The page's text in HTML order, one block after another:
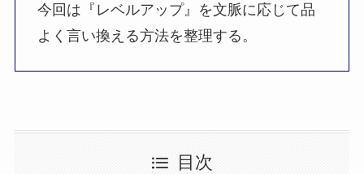
今回は『レベルアップ』を文脈に応じて品
よく言い換える方法を整理する。
目次